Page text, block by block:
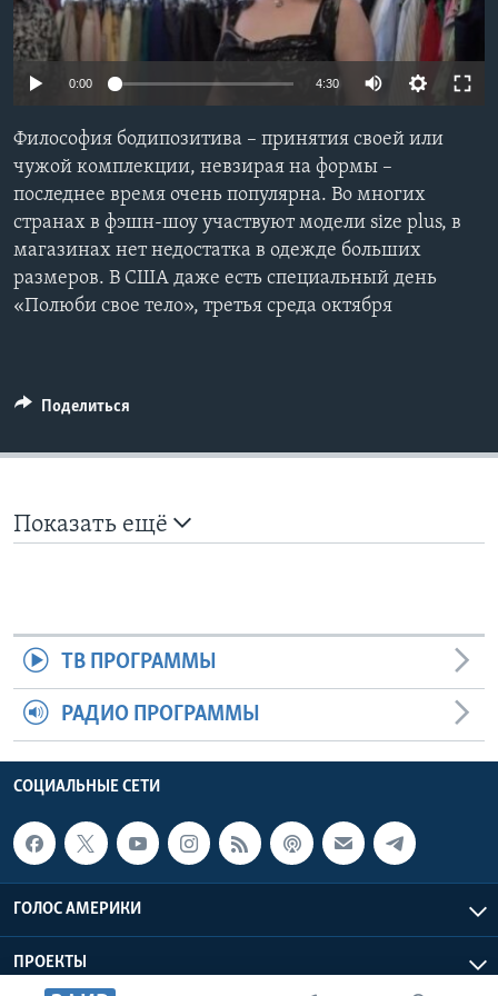
Learning English
Языки
0:00 4:30
Философия бодипозитива – принятия своей или
чужой комплекции, невзирая на формы –
последнее время очень популярна. Во многих
странах в фэшн-шоу участвуют модели size plus, в
магазинах нет недостатка в одежде больших
размеров. В США даже есть специальный день
«Полюби свое тело», третья среда октября
Поделиться
Показать ещё
ТВ ПРОГРАММЫ
РАДИО ПРОГРАММЫ
СОЦИАЛЬНЫЕ СЕТИ
ГОЛОС АМЕРИКИ
ПРОЕКТЫ